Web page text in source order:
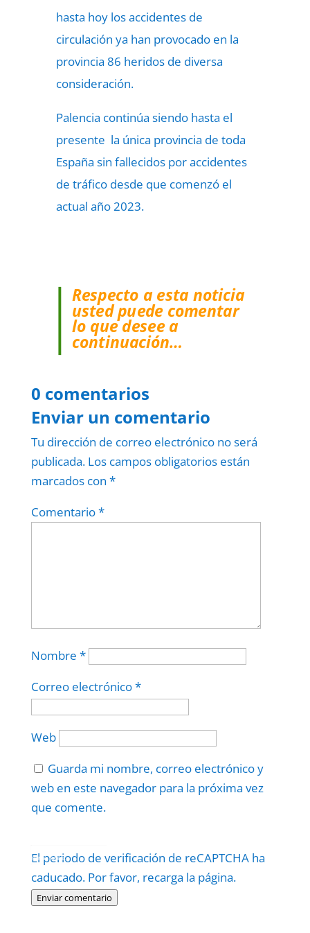
hasta hoy los accidentes de
circulación ya han provocado en la
provincia 86 heridos de diversa
consideración.
Palencia continúa siendo hasta el
presente la única provincia de toda
España sin fallecidos por accidentes
de tráfico desde que comenzó el
actual año 2023.
Respecto a esta noticia
usted puede comentar
lo que desee a
continuación…
0 comentarios
Enviar un comentario
Tu dirección de correo electrónico no será
publicada. Los campos obligatorios están
marcados con *
Comentario*
Nombre *
Correo electrónico*
Web
Guarda mi nombre, correo electrónico y
web en este navegador para la próxima vez
que comente.
El periodo de verificación de reCAPTCHA ha
caducado. Por favor, recarga la página.
Enviar comentario
Politica–Términos.